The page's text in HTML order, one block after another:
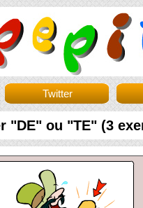
Twitter
"DE" ou "TE" (3